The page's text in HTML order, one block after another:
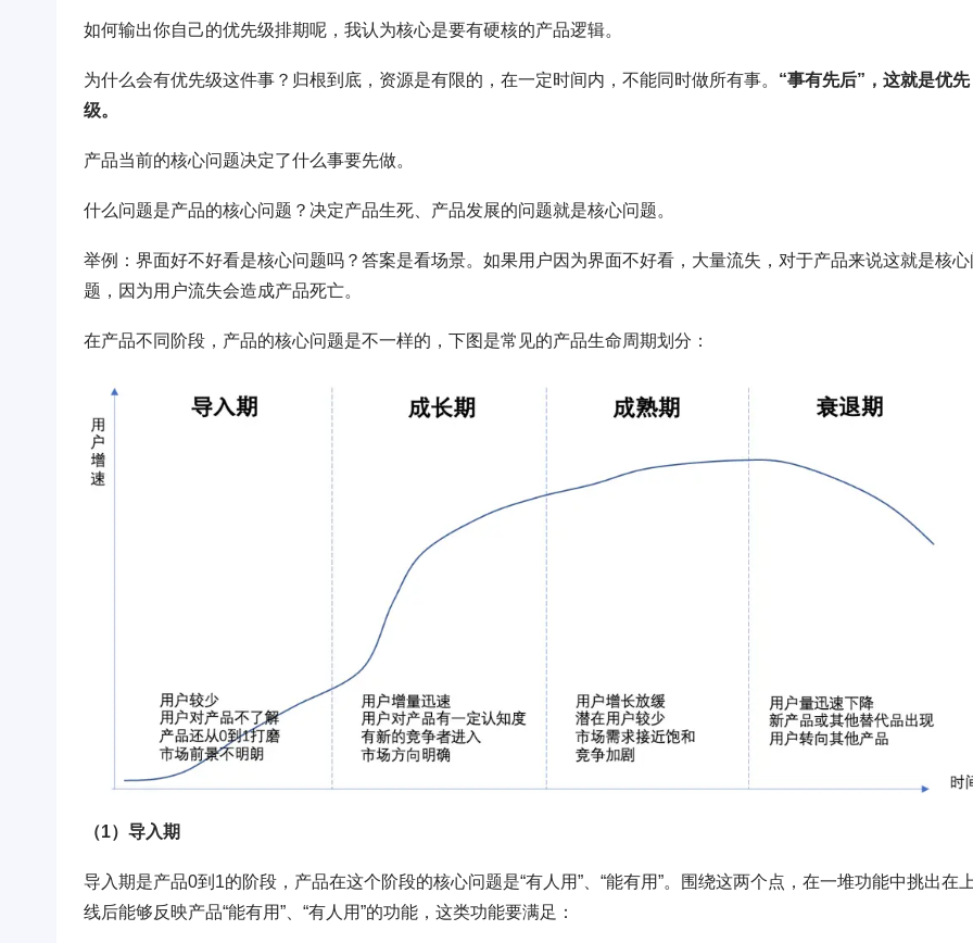
如何输出你自己的优先级排期呢，我认为核心是要有硬核的产品逻辑。
为什么会有优先级这件事？归根到底，资源是有限的，在一定时间内，不能同时做所有事。 “事有先后”，这就是优先
级。
产品当前的核心问题决定了什么事要先做。
什么问题是产品的核心问题？决定产品生死、产品发展的问题就是核心问题。
举例：界面好不好看是核心问题吗？答案是看场景。如果用户因为界面不好看，大量流失，对于产品来说这就是核心
题，因为用户流失会造成产品死亡。
在产品不同阶段，产品的核心问题是不一样的，下图是常见的产品生命周期划分：
（1）导入期
导入期是产品0到1的阶段，产品在这个阶段的核心问题是“有人用”、“能有用”。围绕这两个点，在一堆功能中挑出在
线后能够反映产品“能有用”、“有人用”的功能，这类功能要满足：